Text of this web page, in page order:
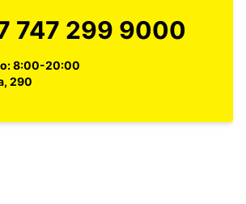
747 299 9000
8:00-20:00
290